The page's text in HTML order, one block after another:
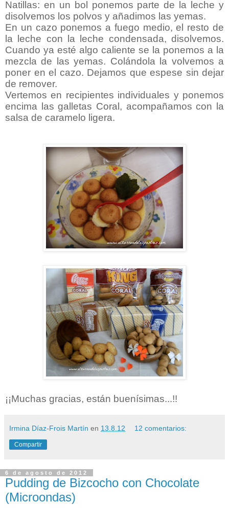
Natillas: en un bol ponemos parte de la leche y
disolvemos los polvos y añadimos las yemas.
En un cazo ponemos a fuego medio, el resto de
la leche con la leche condensada, disolvemos.
Cuando ya esté algo caliente se la ponemos a la
mezcla de las yemas. Colándola la volvemos a
poner en el cazo. Dejamos que espese sin dejar
de remover.
Vertemos en recipientes individuales y ponemos
encima las galletas Coral, acompañamos con la
salsa de caramelo ligera.
¡¡Muchas gracias, están buenísimas...!!
Irmina Díaz-Frois Martín en 13.8.12 12 comentarios:
Compartir
6 de agosto de 2012
Pudding de Bizcocho con Chocolate
(Microondas)